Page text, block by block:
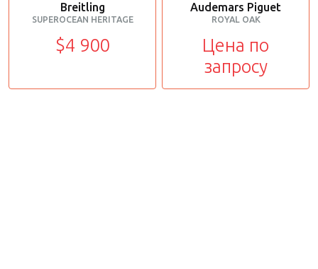
Breitling
SUPEROCEAN HERITAGE
$4 900
Audemars Piguet
ROYAL OAK
Цена по
запросу